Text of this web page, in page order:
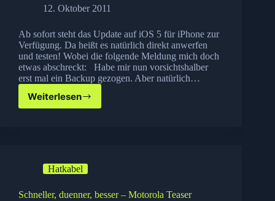
12. Oktober 2011
Ab sofort steht das Update auf iOS 5 für iPhone zur
Verfügung. Da heißt es natürlich direkt anwerfen
und testen! Wobei die folgende Meldung mich doch
etwas abschreckt: Habe mir nun vorsichtshalber
erst mal ein Backup gezogen. Aber natürlich…
Weiterlesen
iOS
Hatkabel
Schneller, duenner, besser – Motorola Teaser